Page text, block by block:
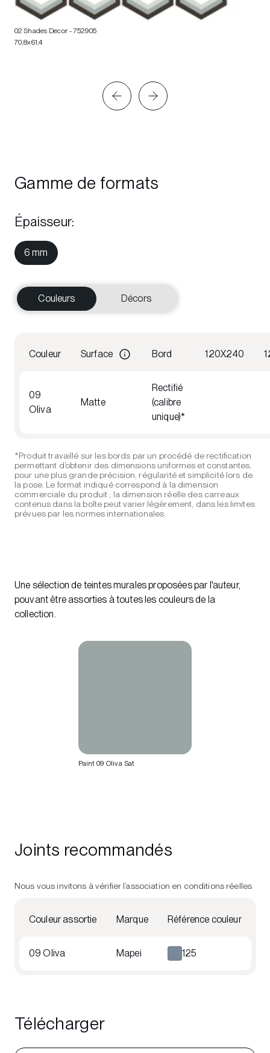
02 Shades Decor- 752905
70,8x61,4
Gamme de formats
Épaisseur:
6 mm
Couleurs Décors
Couleur Surface Bord 120X240
09
Oliva
Matte
Rectifié
(calibre
unique)*
*Produit travaillé sur les bords par un procédé de rectification
permettant d’obtenir des dimensions uniformes et constantes,
pour une plus grande précision, régularité et simplicité lors de
la pose. Le format indiqué correspond à la dimension
commerciale du produit ; la dimension réelle des carreaux
contenus dans la boîte peut varier légèrement, dans les limites
prévues par les normes internationales.
Une sélection de teintes murales proposées par l'auteur,
pouvant être assorties à toutes les couleurs de la
collection.
Paint 09 Oliva Sat
Joints recommandés
Nous vous invitons à vérifier l’association en conditions réelles
Couleur assortie Marque Référence couleur
09 Oliva Mapei 125
Télécharger